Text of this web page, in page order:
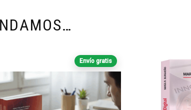
Envío gratis